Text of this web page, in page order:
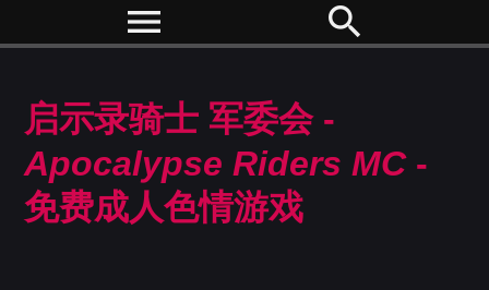
menu search
启示录骑士 军委会 -
Apocalypse Riders MC-
免费成人色情游戏